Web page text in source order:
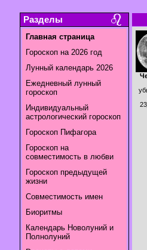
Разделы
Главная страница
Гороскоп на 2026 год
Лунный календарь 2026
Ежедневный лунный
гороскоп
Индивидуальный
астрологический гороскоп
Гороскоп Пифагора
Гороскоп на
совместимость в любви
Гороскоп предыдущей
жизни
Совместимость имен
Биоритмы
Календарь Новолуний и
Полнолуний